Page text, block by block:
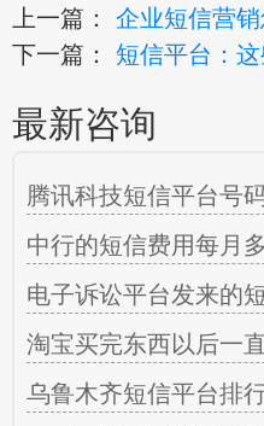
上一篇： 企业短信营
下一篇： 短信平台：
最新咨询
腾讯科技短信平台号
中行的短信费用每月
电子诉讼平台发来的
淘宝买完东西以后一
乌鲁木齐短信平台排